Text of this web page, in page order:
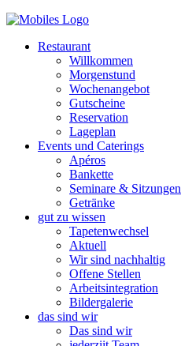
Restaurant
Willkommen
Morgenstund
Wochenangebot
Gutscheine
Reservation
Lageplan
Events und Caterings
Apéros
Bankette
Seminare & Sitzungen
Getränke
gut zu wissen
Tapetenwechsel
Aktuell
Wir sind nachhaltig
Offene Stellen
Arbeitsintegration
Bildergalerie
das sind wir
Das sind wir